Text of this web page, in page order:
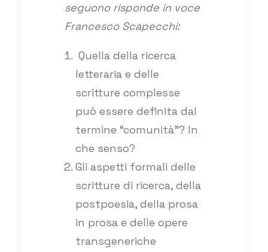
seguono risponde in voce
Francesco Scapecchi:
Quella della ricerca
letteraria e delle
scritture complesse
può essere definita dal
termine “comunità”? In
che senso?
Gli aspetti formali delle
scritture di ricerca, della
postpoesia, della prosa
in prosa e delle opere
transgeneriche